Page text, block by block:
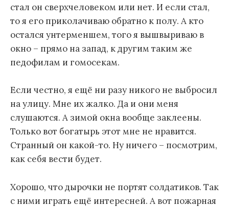
стал он сверхчеловеком или нет. И если стал,
то я его приколачиваю обратно к полу. А кто
остался унтерменшем, того я вышвыриваю в
окно – прямо на запад, к другим таким же
педофилам и гомосекам.
Если честно, я ещё ни разу никого не выбросил
на улицу. Мне их жалко. Да и они меня
слушаются. А зимой окна вообще заклеены.
Только вот богатырь этот мне не нравится.
Странный он какой-то. Ну ничего – посмотрим,
как себя вести будет.
Хорошо, что дырочки не портят солдатиков. Так
с ними играть ещё интересней. А вот пожарная